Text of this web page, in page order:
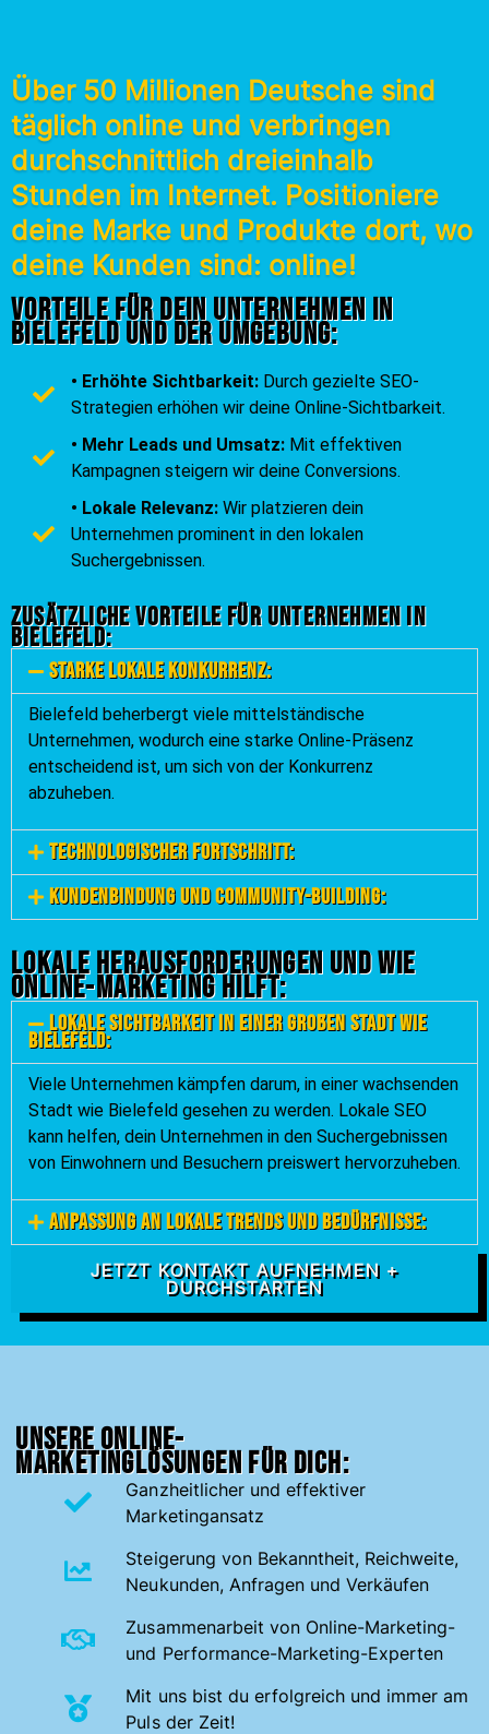
Über 50 Millionen Deutsche sind
täglich online und verbringen
durchschnittlich dreieinhalb
Stunden im Internet. Positioniere
deine Marke und Produkte dort, wo
deine Kunden sind: online!
Vorteile für dein Unternehmen in
Bielefeld und der Umgebung:
• Erhöhte Sichtbarkeit: Durch gezielte SEO-
Strategien erhöhen wir deine Online-Sichtbarkeit.
• Mehr Leads und Umsatz: Mit effektiven
Kampagnen steigern wir deine Conversions.
• Lokale Relevanz: Wir platzieren dein
Unternehmen prominent in den lokalen
Suchergebnissen.
Zusätzliche Vorteile für Unternehmen in
Bielefeld:
Starke lokale Konkurrenz:
Bielefeld beherbergt viele mittelständische
Unternehmen, wodurch eine starke Online-Präsenz
entscheidend ist, um sich von der Konkurrenz
abzuheben.
Technologischer Fortschritt:
Kundenbindung und Community-Building:
Lokale Herausforderungen und wie
Online-Marketing hilft:
Lokale Sichtbarkeit in einer großen Stadt wie
Bielefeld:
Viele Unternehmen kämpfen darum, in einer wachsenden
Stadt wie Bielefeld gesehen zu werden. Lokale SEO
kann helfen, dein Unternehmen in den Suchergebnissen
von Einwohnern und Besuchern preiswert hervorzuheben.
Anpassung an lokale Trends und Bedürfnisse:
JETZT KONTAKT AUFNEHMEN +
DURCHSTARTEN
Unsere Online-
Marketinglösungen für dich:
Ganzheitlicher und effektiver
Marketingansatz
Steigerung von Bekanntheit, Reichweite,
Neukunden, Anfragen und Verkäufen
Zusammenarbeit von Online-Marketing-
und Performance-Marketing-Experten
Mit uns bist du erfolgreich und immer am
Puls der Zeit!